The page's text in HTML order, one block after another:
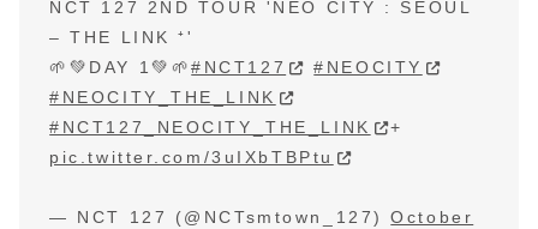
NCT 127 2ND TOUR 'NEO CITY : SEOUL
– THE LINK ⁺'
🌱💚DAY 1💚🌱#NCT127
#NEOCITY
#NEOCITY_THE_LINK
#NCT127_NEOCITY_THE_LINK
+
pic.twitter.com/3uIXbTBPtu
— NCT 127 (@NCTsmtown_127)October